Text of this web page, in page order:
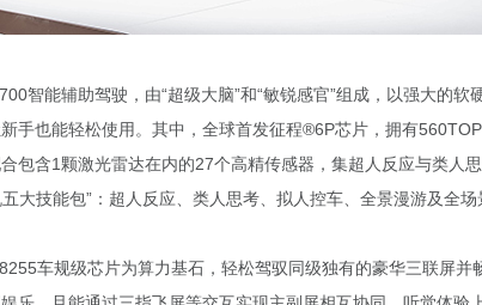
智能辅助驾驶，由“超级大脑”和“敏锐感官”组成，以强大的软
手也能轻松使用。其中，全球首发征程®6P芯片，拥有
包含1颗激光雷达在内的27个高精传感器，集超人反应与类人
大技能包”：超人反应、类人思考、拟人控车、全景漫游及全场
车规级芯片为算力基石，轻松驾驭同级独有的豪华三联屏并